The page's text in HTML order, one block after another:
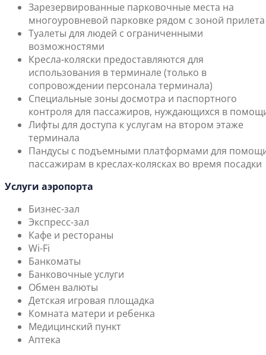
Зарезервированные парковочные места на
многоуровневой парковке рядом с зоной прилета
Туалеты для людей с ограниченными
возможностями
Кресла-коляски предоставляются для
использования в терминале (только в
сопровождении персонала терминала)
Специальные зоны досмотра и паспортного
контроля для пассажиров, нуждающихся в
Лифты для доступа к услугам на втором этаже
терминала
Пандусы с подъемными платформами для
пассажирам в креслах-колясках во время посадки
Услуги аэропорта
Бизнес-зал
Экспресс-зал
Кафе и рестораны
Wi-Fi
Банкоматы
Банковочные услуги
Обмен валюты
Детская игровая площадка
Комната матери и ребенка
Медицинский пункт
Аптека